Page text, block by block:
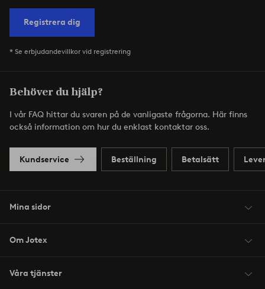
Registrera dig
* Se erbjudandevillkor vid registrering
Behöver du hjälp?
I vår FAQ hittar du svaren på de vanligaste frågorna. Här finns
också information om hur du enklast kontaktar oss.
Kundservice Beställning Betalsätt
Mina sidor
Om Jotex
Våra tjänster